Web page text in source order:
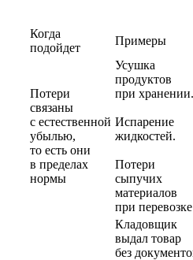
Когда
подойдет
Примеры
Потери
связаны
с естественной
убылью,
то есть они
в пределах
нормы
Усушка
продуктов
при хранении.
Испарение
жидкостей.
Потери
сыпучих
материалов
при
Кладовщик
выдал товар
без